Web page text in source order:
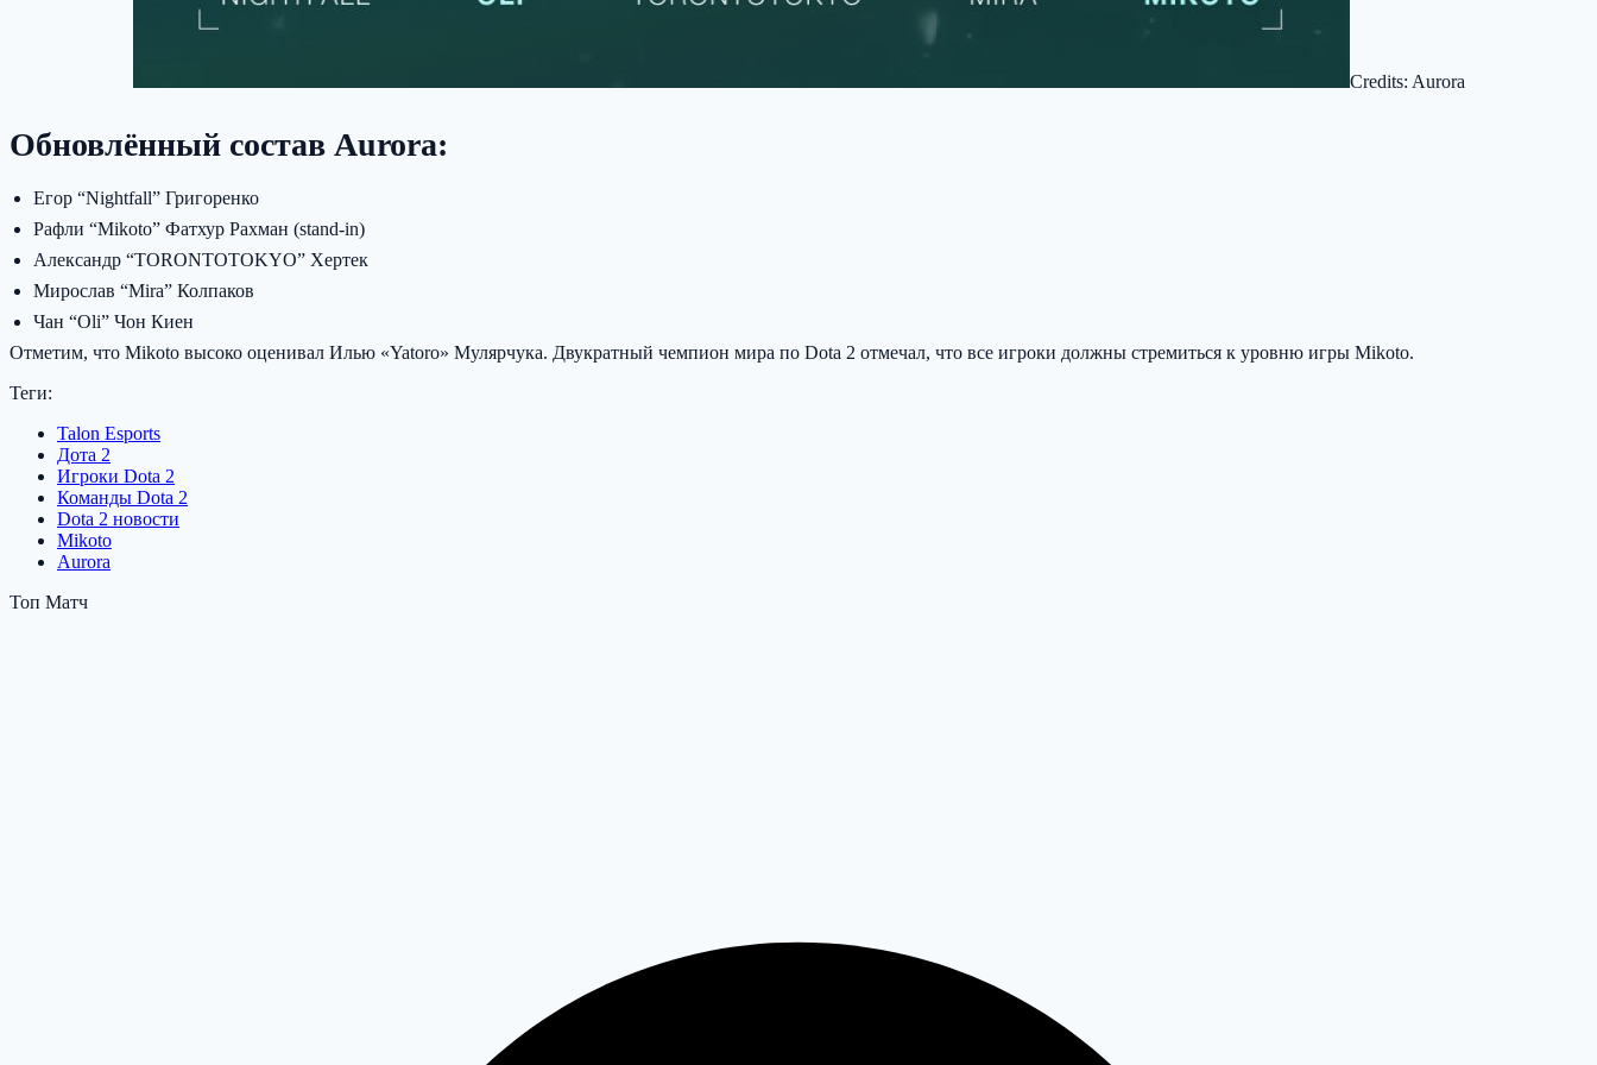
Credits: Aurora
Обновлённый состав Aurora:
Егор “Nightfall” Григоренко
Рафли “Mikoto” Фатхур Рахман (stand-in)
Александр “TORONTOTOKYO” Хертек
Мирослав “Mira” Колпаков
Чан “Oli” Чон Киен
Отметим, что Mikoto высоко оценивал Илью «Yatoro» Мулярчука. Двукратный чемпион мира по Dota 2 отмечал, что все игроки должны стремиться к уровню игры Mikoto.
Теги:
Talon Esports
Дота 2
Игроки Dota 2
Команды Dota 2
Dota 2 новости
Mikoto
Aurora
Топ Матч